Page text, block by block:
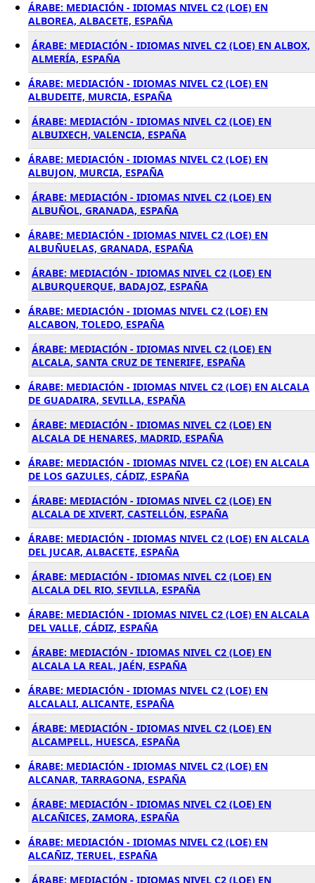
ÁRABE: MEDIACIÓN - IDIOMAS NIVEL C2 (LOE) EN
ALBOREA, ALBACETE, ESPAÑA
ÁRABE: MEDIACIÓN - IDIOMAS NIVEL C2 (LOE) EN ALBOX,
ALMERÍA, ESPAÑA
ÁRABE: MEDIACIÓN - IDIOMAS NIVEL C2 (LOE) EN
ALBUDEITE, MURCIA, ESPAÑA
ÁRABE: MEDIACIÓN - IDIOMAS NIVEL C2 (LOE) EN
ALBUIXECH, VALENCIA, ESPAÑA
ÁRABE: MEDIACIÓN - IDIOMAS NIVEL C2 (LOE) EN
ALBUJON, MURCIA, ESPAÑA
ÁRABE: MEDIACIÓN - IDIOMAS NIVEL C2 (LOE) EN
ALBUÑOL, GRANADA, ESPAÑA
ÁRABE: MEDIACIÓN - IDIOMAS NIVEL C2 (LOE) EN
ALBUÑUELAS, GRANADA, ESPAÑA
ÁRABE: MEDIACIÓN - IDIOMAS NIVEL C2 (LOE) EN
ALBURQUERQUE, BADAJOZ, ESPAÑA
ÁRABE: MEDIACIÓN - IDIOMAS NIVEL C2 (LOE) EN
ALCABON, TOLEDO, ESPAÑA
ÁRABE: MEDIACIÓN - IDIOMAS NIVEL C2 (LOE) EN
ALCALA, SANTA CRUZ DE TENERIFE, ESPAÑA
ÁRABE: MEDIACIÓN - IDIOMAS NIVEL C2 (LOE) EN ALCALA
DE GUADAIRA, SEVILLA, ESPAÑA
ÁRABE: MEDIACIÓN - IDIOMAS NIVEL C2 (LOE) EN
ALCALA DE HENARES, MADRID, ESPAÑA
ÁRABE: MEDIACIÓN - IDIOMAS NIVEL C2 (LOE) EN ALCALA
DE LOS GAZULES, CÁDIZ, ESPAÑA
ÁRABE: MEDIACIÓN - IDIOMAS NIVEL C2 (LOE) EN
ALCALA DE XIVERT, CASTELLÓN, ESPAÑA
ÁRABE: MEDIACIÓN - IDIOMAS NIVEL C2 (LOE) EN ALCALA
DEL JUCAR, ALBACETE, ESPAÑA
ÁRABE: MEDIACIÓN - IDIOMAS NIVEL C2 (LOE) EN
ALCALA DEL RIO, SEVILLA, ESPAÑA
ÁRABE: MEDIACIÓN - IDIOMAS NIVEL C2 (LOE) EN ALCALA
DEL VALLE, CÁDIZ, ESPAÑA
ÁRABE: MEDIACIÓN - IDIOMAS NIVEL C2 (LOE) EN
ALCALA LA REAL, JAÉN, ESPAÑA
ÁRABE: MEDIACIÓN - IDIOMAS NIVEL C2 (LOE) EN
ALCALALI, ALICANTE, ESPAÑA
ÁRABE: MEDIACIÓN - IDIOMAS NIVEL C2 (LOE) EN
ALCAMPELL, HUESCA, ESPAÑA
ÁRABE: MEDIACIÓN - IDIOMAS NIVEL C2 (LOE) EN
ALCANAR, TARRAGONA, ESPAÑA
ÁRABE: MEDIACIÓN - IDIOMAS NIVEL C2 (LOE) EN
ALCAÑICES, ZAMORA, ESPAÑA
ÁRABE: MEDIACIÓN - IDIOMAS NIVEL C2 (LOE) EN
ALCAÑIZ, TERUEL, ESPAÑA
ÁRABE: MEDIACIÓN - IDIOMAS NIVEL C2 (LOE) EN